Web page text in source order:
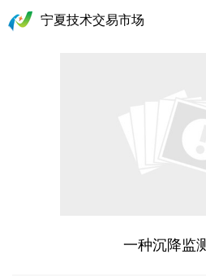
宁夏技术交易市场
一种沉降监